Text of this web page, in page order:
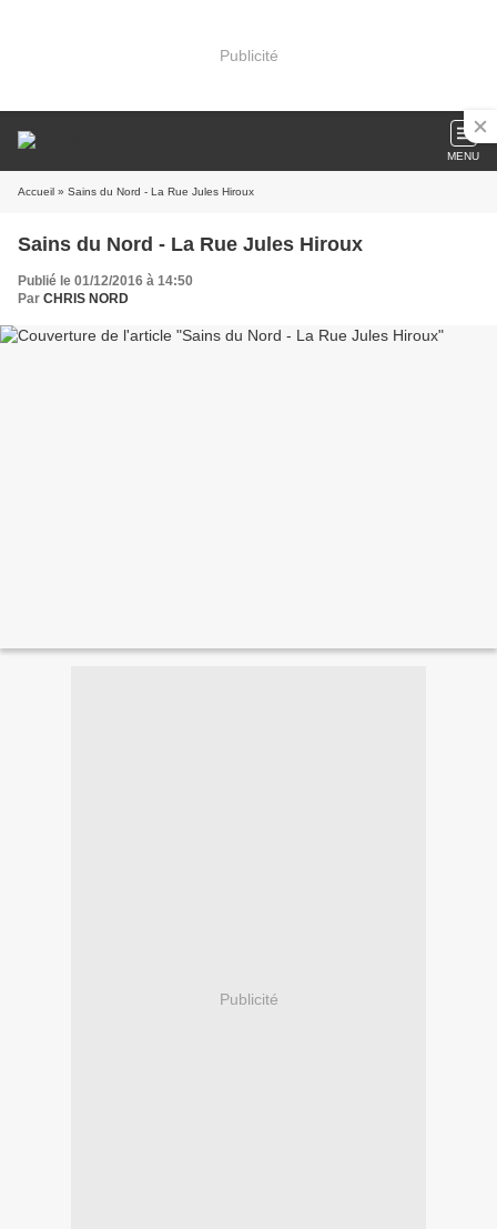
Publicité
MENU
Accueil » Sains du Nord - La Rue Jules Hiroux
Sains du Nord - La Rue Jules Hiroux
Publié le 01/12/2016 à 14:50
Par CHRIS NORD
Publicité